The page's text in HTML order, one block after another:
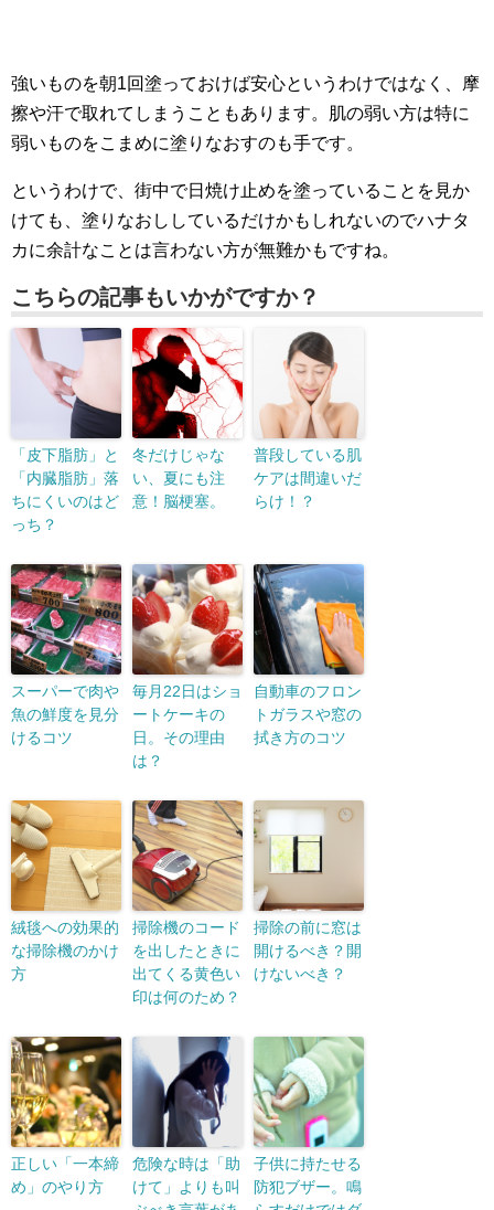
強いものを朝1回塗っておけば安心というわけではなく、摩
擦や汗で取れてしまうこともあります。肌の弱い方は特に
弱いものをこまめに塗りなおすのも手です。
というわけで、街中で日焼け止めを塗っていることを見か
けても、塗りなおししているだけかもしれないのでハナタ
カに余計なことは言わない方が無難かもですね。
こちらの記事もいかがですか？
「皮下脂肪」と
「内臓脂肪」落
ちにくいのはど
っち？
冬だけじゃな
い、夏にも注
意！脳梗塞。
普段している肌
ケアは間違いだ
らけ！？
スーパーで肉や
魚の鮮度を見分
けるコツ
毎月22日はショ
ートケーキの
日。その理由
は？
自動車のフロン
トガラスや窓の
拭き方のコツ
絨毯への効果的
な掃除機のかけ
方
掃除機のコード
を出したときに
出てくる黄色い
印は何のため？
掃除の前に窓は
開けるべき？開
けないべき？
正しい「一本締
め」のやり方
危険な時は「助
けて」よりも叫
子供に持たせる
防犯ブザー。鳴